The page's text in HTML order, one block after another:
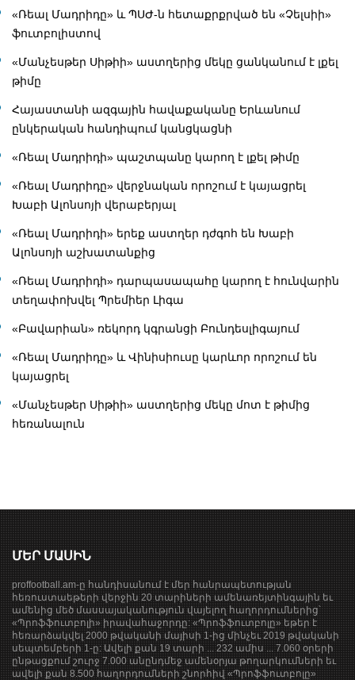
«Ռեալ Մադրիդը» և ՊՍԺ-ն հետաքրքրված են «Չելսիի»
ֆուտբոլիստով
«Մանչեսթեր Սիթիի» աստղերից մեկը ցանկանում է լքել
թիմը
Հայաստանի ազգային հավաքականը Երևանում
ընկերական հանդիպում կանցկացնի
«Ռեալ Մադրիդի» պաշտպանը կարող է լքել թիմը
«Ռեալ Մադրիդը» վերջնական որոշում է կայացրել
Խաբի Ալոնսոյի վերաբերյալ
«Ռեալ Մադրիդի» երեք աստղեր դժգոհ են Խաբի
Ալոնսոյի աշխատանքից
«Ռեալ Մադրիդի» դարպասապահը կարող է հունվարին
տեղափոխվել Պրեմիեր Լիգա
«Բավարիան» ռեկորդ կգրանցի Բունդեսլիգայում
«Ռեալ Մադրիդը» և Վինիսիուսը կարևոր որոշում են
կայացրել
«Մանչեսթեր Սիթիի» աստղերից մեկը մոտ է թիմից
հեռանալուն
ՄԵՐ ՄԱՍԻՆ
proffootball.am-ը հանդիսանում է մեր հանրապետության
հեռուստաեթերի վերջին 20 տարիների ամենառեյտինգային եւ
ամենից մեծ մասսայականություն վայելող հաղորդումներից՝
«Պրոֆֆուտբոլի» իրավահաջորդը: «Պրոֆֆուտբոլը» եթեր է
հեռարձակվել 2000 թվականի մայիսի 1-ից մինչեւ 2019 թվականի
սեպտեմբերի 1-ը: Ավելի քան 19 տարի ... 232 ամիս ... 7.060 օրերի
ընթացքում շուրջ 7.000 անընդմեջ ամենօրյա թողարկումների եւ
ավելի քան 8.500 հաղորդումների շնորհիվ «Պրոֆֆուտբոլը»